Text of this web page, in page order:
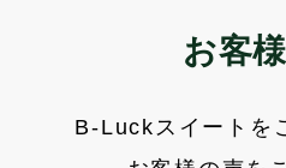
お客
B-Luckスイートを